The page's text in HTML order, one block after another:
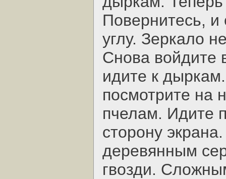
Повернитесь, и
углу. Зеркало
Снова войдите
идите к
посмотрите на
пчелам. Идите
сторону
деревянным
гвозди.